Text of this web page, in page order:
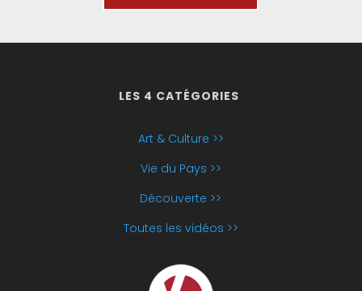
LES 4 CATÉGORIES
Art & Culture >>
Vie du Pays >>
Découverte >>
Toutes les vidéos >>